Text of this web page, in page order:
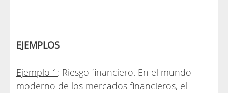
EJEMPLOS
Ejemplo 1 : Riesgo financiero. En el mundo
moderno de los mercados financieros, el